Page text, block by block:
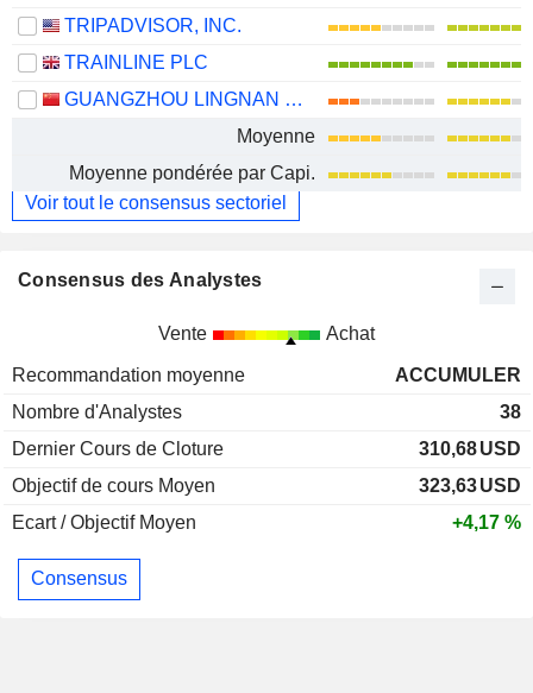
TRIPADVISOR, INC.
TRAINLINE PLC
GUANGZHOU LINGNAN GROUP HOLDINGS COMPANY LIMITED
Moyenne
Moyenne pondérée par Capi.
Voir tout le consensus sectoriel
Consensus des Analystes
Vente Achat
Recommandation moyenne
ACCUMULER
Nombre d'Analystes
38
Dernier Cours de Cloture
310,68USD
Objectif de cours Moyen
323,63USD
Ecart / Objectif Moyen
+4,17 %
Consensus